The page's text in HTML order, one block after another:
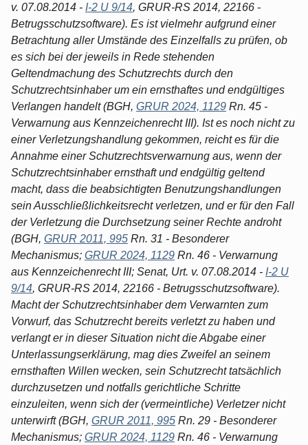
v. 07.08.2014 - I-2 U 9/14, GRUR-RS 2014, 22166 -
Betrugsschutzsoftware). Es ist vielmehr aufgrund einer
Betrachtung aller Umstände des Einzelfalls zu prüfen, ob
es sich bei der jeweils in Rede stehenden
Geltendmachung des Schutzrechts durch den
Schutzrechtsinhaber um ein ernsthaftes und endgültiges
Verlangen handelt (BGH, GRUR 2024, 1129 Rn. 45 -
Verwarnung aus Kennzeichenrecht III). Ist es noch nicht zu
einer Verletzungshandlung gekommen, reicht es für die
Annahme einer Schutzrechtsverwarnung aus, wenn der
Schutzrechtsinhaber ernsthaft und endgültig geltend
macht, dass die beabsichtigten Benutzungshandlungen
sein Ausschließlichkeitsrecht verletzen, und er für den Fall
der Verletzung die Durchsetzung seiner Rechte androht
(BGH, GRUR 2011, 995 Rn. 31 - Besonderer
Mechanismus; GRUR 2024, 1129 Rn. 46 - Verwarnung
aus Kennzeichenrecht III; Senat, Urt. v. 07.08.2014 - I-2 U
9/14, GRUR-RS 2014, 22166 - Betrugsschutzsoftware).
Macht der Schutzrechtsinhaber dem Verwarnten zum
Vorwurf, das Schutzrecht bereits verletzt zu haben und
verlangt er in dieser Situation nicht die Abgabe einer
Unterlassungserklärung, mag dies Zweifel an seinem
ernsthaften Willen wecken, sein Schutzrecht tatsächlich
durchzusetzen und notfalls gerichtliche Schritte
einzuleiten, wenn sich der (vermeintliche) Verletzer nicht
unterwirft (BGH, GRUR 2011, 995 Rn. 29 - Besonderer
Mechanismus; GRUR 2024, 1129 Rn. 46 - Verwarnung